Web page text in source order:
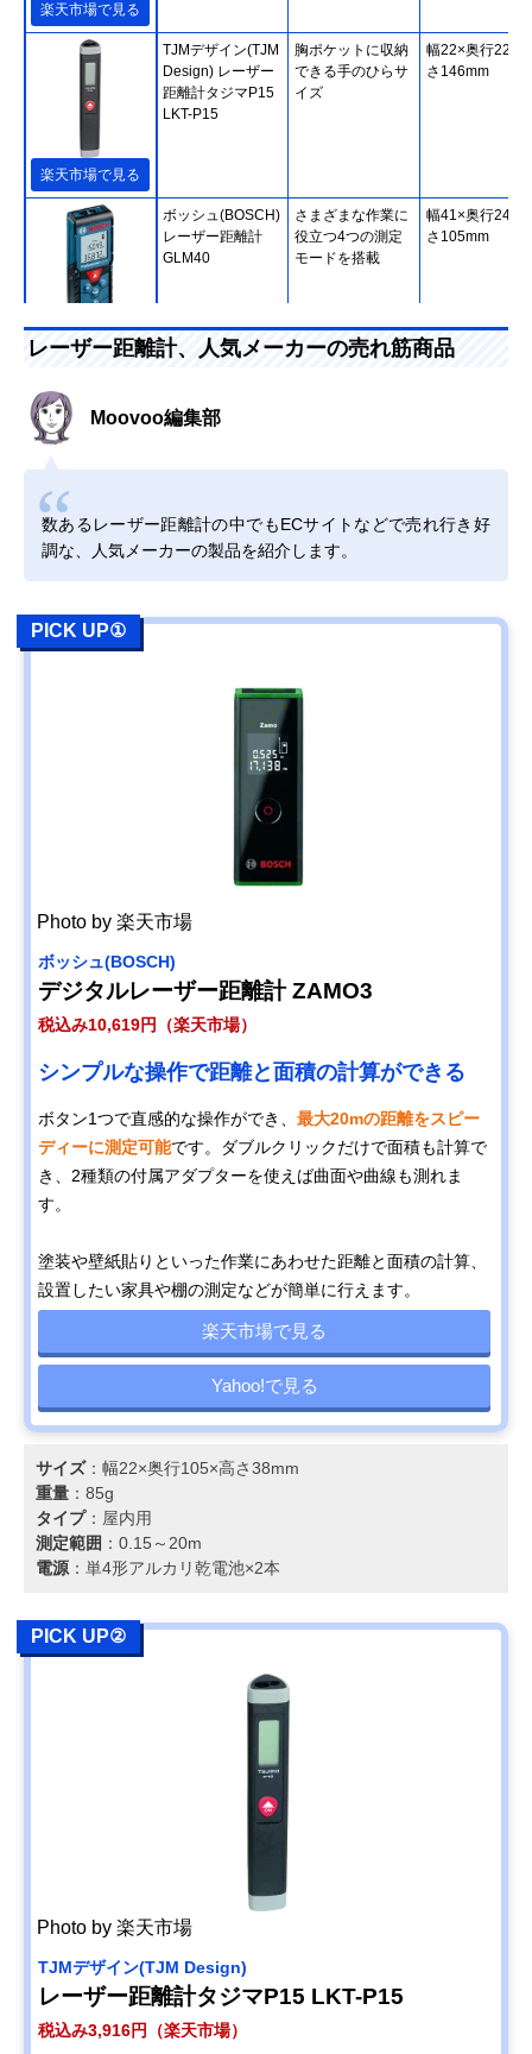
楽天市場で見る
楽天市場で見る
TJMデザイン(TJM
Design) レーザー
距離計タジマP15
LKT-P15
胸ポケットに収納
できる手のひらサ
イズ
幅22×奥行22×高
さ146mm
Amazonで見る
ボッシュ(BOSCH)
レーザー距離計
GLM40
さまざまな作業に
役立つ4つの測定
モードを搭載
幅41×奥行24×高
さ105mm
楽天市場で見る
LD030P
シンワ測定
現場作業に役立つ
ボッシュ(BOSCH)
ライカジオシステ
Geosystems) レー
ザー距離計ライカ
ディストD5
Amazonで見る
COOLSHOT
STABILIZED
Amazonで見る
ブッシュネル
(Bushnell) ピンシ
フトスリムジョル
ガーミン
(GARMIN)
Approach Z82
コースレイアウト
が見られるGPS内
蔵レーザー距離計
幅42.1×奥行
122.9×高さ
レーザー距離計、人気メーカーの売れ筋商品
Moovoo編集部
数あるレーザー距離計の中でもECサイトなどで売れ行き好
調な、人気メーカーの製品を紹介します。
PICK UP①
Photo by 楽天市場
ボッシュ(BOSCH)
デジタルレーザー距離計 ZAMO3
税込み10,619円（楽天市場）
シンプルな操作で距離と面積の計算ができる
ボタン1つで直感的な操作ができ、 最大20mの距離をスピー
ディーに測定可能です。ダブルクリックだけで面積も計算で
き、2種類の付属アダプターを使えば曲面や曲線も測れま
す。
塗装や壁紙貼りといった作業にあわせた距離と面積の計算、
設置したい家具や棚の測定などが簡単に行えます。
楽天市場で見る
Yahoo!で見る
サイズ：幅22×奥行105×高さ38mm
重量 ：85g
タイプ：屋内用
測定範囲 ：0.15～20m
電源：単4形アルカリ乾電池×2本
PICK UP②
Photo by 楽天市場
TJMデザイン(TJM Design)
レーザー距離計タジマP15 LKT-P15
税込み3,916円（楽天市場）